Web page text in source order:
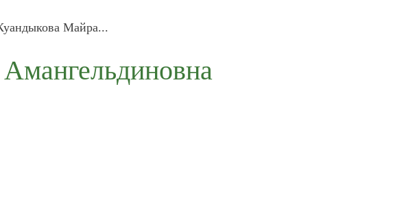
Майра...